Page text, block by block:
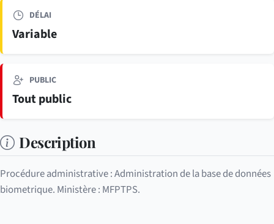
DÉLAI
Variable
PUBLIC
Tout public
Description
Procédure administrative : Administration de la base de données
biometrique. Ministère : MFPTPS.